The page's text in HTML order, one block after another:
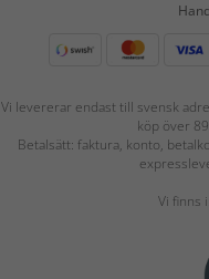
Vi levererar endast till svensk
köp över
Betalsätt: faktura, konto,
Vi finns i: